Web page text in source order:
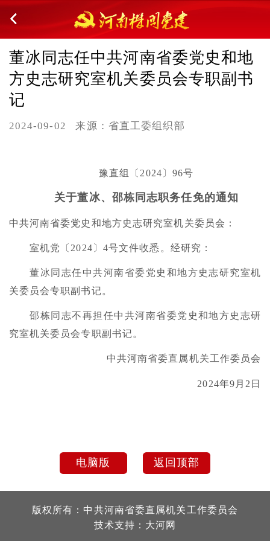
董冰同志任中共河南省委党史和地
方史志研究室机关委员会专职副书
记
2024-09-02 来源：省直工委组织部
豫直组〔2024〕96号
关于董冰、邵栋同志职务任免的通知
中共河南省委党史和地方史志研究室机关委员会：
室机党〔2024〕4号文件收悉。经研究：
董冰同志任中共河南省委党史和地方史志研究室机
关委员会专职副书记。
邵栋同志不再担任中共河南省委党史和地方史志研
究室机关委员会专职副书记。
中共河南省委直属机关工作委员会
2024年9月2日
电脑版 返回顶部
版权所有：中共河南省委直属机关工作委员会
技术支持： 大河网